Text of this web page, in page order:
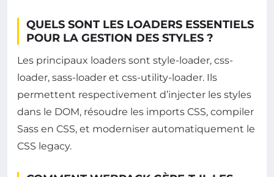
QUELS SONT LES LOADERS ESSENTIELS
POUR LA GESTION DES STYLES ?
Les principaux loaders sont style-loader, css-
loader, sass-loader et css-utility-loader. Ils
permettent respectivement d’injecter les styles
dans le DOM, résoudre les imports CSS, compiler
Sass en CSS, et moderniser automatiquement le
CSS legacy.